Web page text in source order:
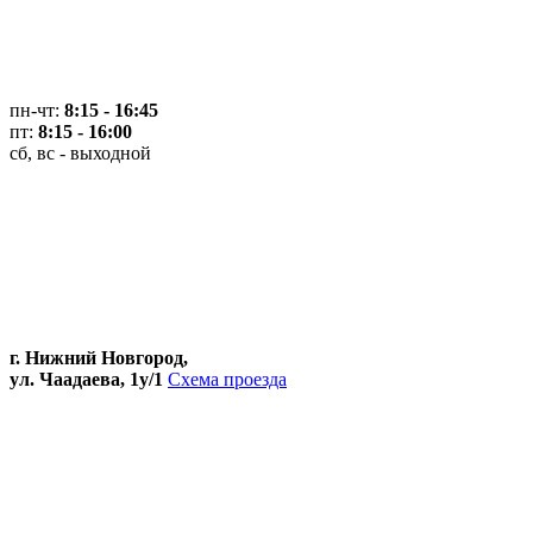
пн-чт: 8:15 - 16:45
пт: 8:15 - 16:00
сб, вс - выходной
г. Нижний Новгород,
ул. Чаадаева, 1у/1 Схема проезда